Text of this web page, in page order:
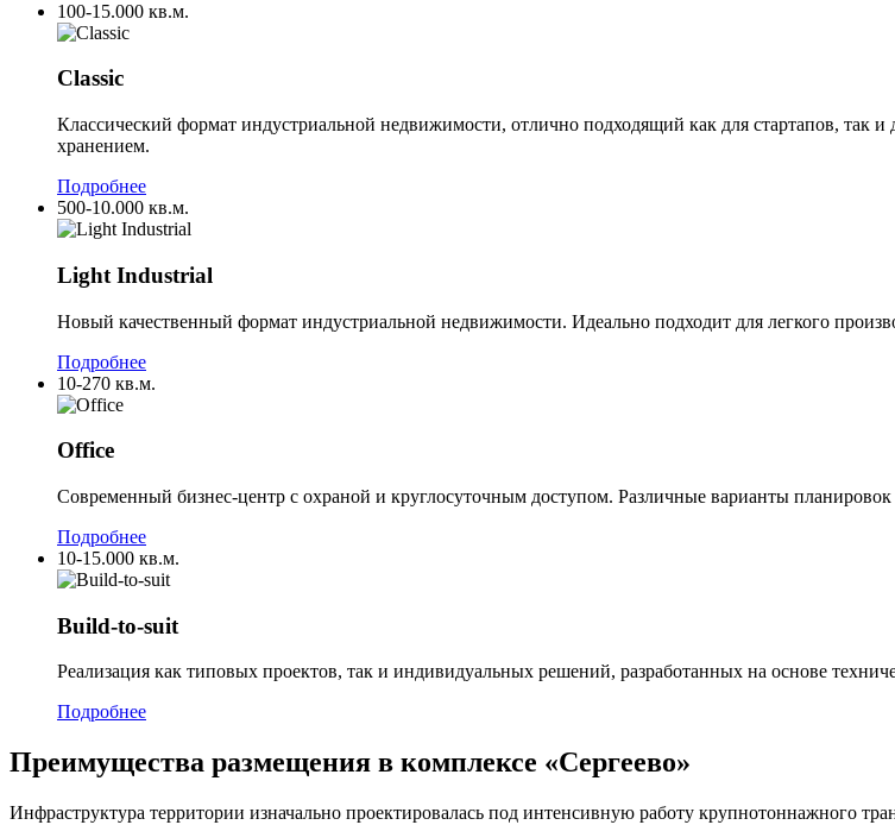
100-15.000 кв.м.
Classic
Классический формат индустриальной недвижимости, отлично подходящий как для стартапов, так
хранением.
Подробнее
500-10.000 кв.м.
Light Industrial
Новый качественный формат индустриальной недвижимости. Идеально подходит для легкого
Подробнее
10-270 кв.м.
Office
Современный бизнес-центр с охраной и круглосуточным доступом. Различные варианты
Подробнее
10-15.000 кв.м.
Build-to-suit
Реализация как типовых проектов, так и индивидуальных решений, разработанных на основе
Подробнее
Преимущества размещения в комплексе «Сергеево»
Инфраструктура территории изначально проектировалась под интенсивную работу крупнотоннажного